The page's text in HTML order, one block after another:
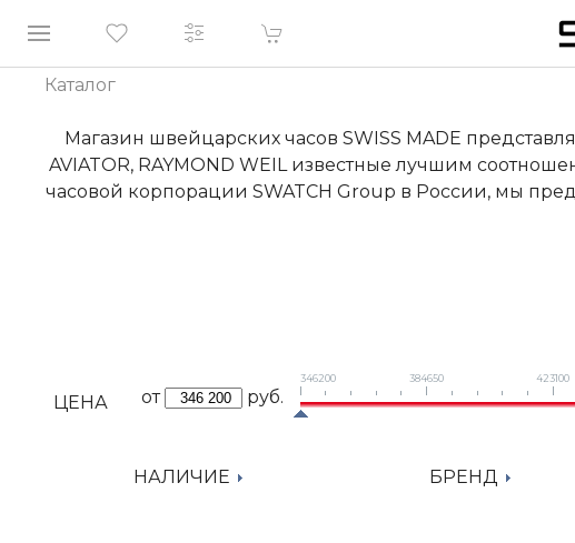
Каталог
Магазин швейцарских часов SWISS MADE
AVIATOR, RAYMOND WEIL известные лучшим
часовой корпорации SWATCH Group в России, мы
ЦЕНА от руб.
346200 384650 423100
НАЛИЧИЕ БРЕНД